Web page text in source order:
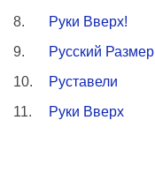
Руки Вверх!
Русский Размер
Руставели
Руки Вверх